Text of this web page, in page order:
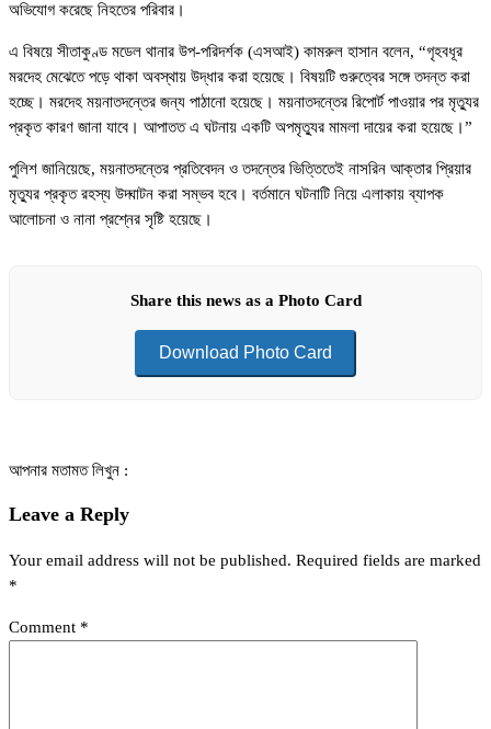
অভিযোগ করেছে নিহতের পরিবার।
এ বিষয়ে সীতাকুণ্ড মডেল থানার উপ-পরিদর্শক (এসআই) কামরুল হাসান বলেন, “গৃহবধূর
মরদেহ মেঝেতে পড়ে থাকা অবস্থায় উদ্ধার করা হয়েছে। বিষয়টি গুরুত্বের সঙ্গে তদন্ত করা
হচ্ছে। মরদেহ ময়নাতদন্তের জন্য পাঠানো হয়েছে। ময়নাতদন্তের রিপোর্ট পাওয়ার পর মৃত্যুর
প্রকৃত কারণ জানা যাবে। আপাতত এ ঘটনায় একটি অপমৃত্যুর মামলা দায়ের করা হয়েছে।”
পুলিশ জানিয়েছে, ময়নাতদন্তের প্রতিবেদন ও তদন্তের ভিত্তিতেই নাসরিন আক্তার প্রিয়ার
মৃত্যুর প্রকৃত রহস্য উদ্ঘাটন করা সম্ভব হবে। বর্তমানে ঘটনাটি নিয়ে এলাকায় ব্যাপক
আলোচনা ও নানা প্রশ্নের সৃষ্টি হয়েছে।
Share this news as a Photo Card
Download Photo Card
আপনার মতামত লিখুন :
Leave a Reply
Your email address will not be published. Required fields are marked
*
Comment *